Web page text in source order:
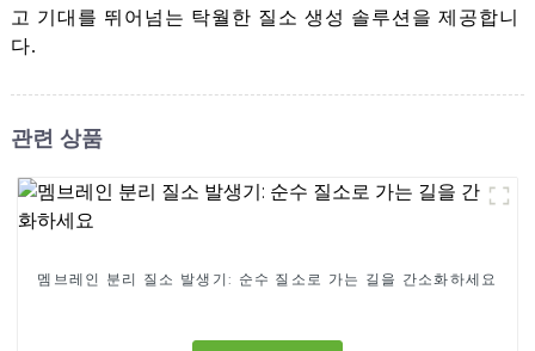
고 기대를 뛰어넘는 탁월한 질소 생성 솔루션을 제공합니
다.
관련 상품
멤브레인 분리 질소 발생기: 순수 질소로 가는 길을 간소화하세요